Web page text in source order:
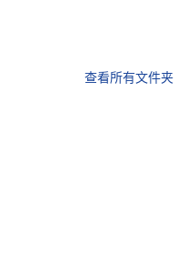
查看所有文件夹